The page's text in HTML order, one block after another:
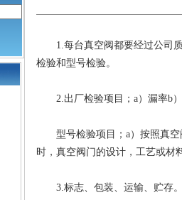
1.每台真空阀都要经过公司质
检验和型号检验。
2.出厂检验项目；a）漏率b）
型号检验项目；a）按照真空
时，真空阀门的设计，工艺或材
3.标志、包装、运输、贮存。